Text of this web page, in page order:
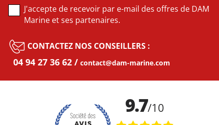
J'accepte de recevoir par e-mail des offres de DAM
Marine et ses partenaires.
CONTACTEZ NOS CONSEILLERS :
04 94 27 36 62 contact@dam-marine.com